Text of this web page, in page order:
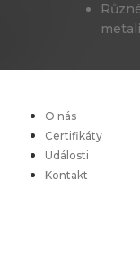
O nás
Certifikáty
Události
Kontakt